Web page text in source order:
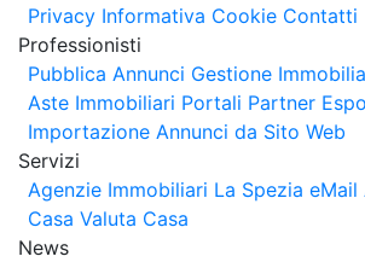
Privacy Informativa Cookie Contatti
Professionisti
Pubblica Annunci Gestione
Aste Immobiliari Portali Partner
Importazione Annunci da Sito Web
Servizi
Agenzie Immobiliari La Spezia eMail
Casa Valuta Casa
News